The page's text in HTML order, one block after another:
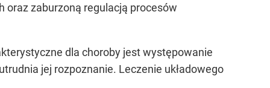
oraz zaburzoną regulacją procesów
dla choroby jest występowanie
jej rozpoznanie. Leczenie układowego